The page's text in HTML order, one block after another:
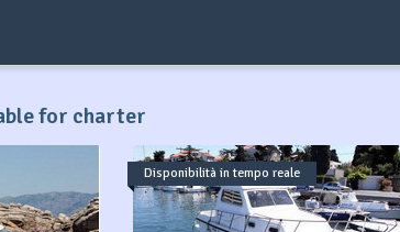
for charter
Disponibilità in tempo reale